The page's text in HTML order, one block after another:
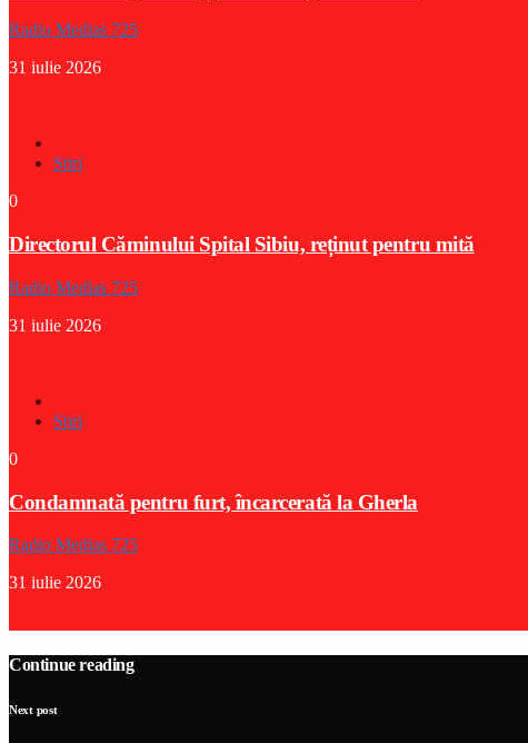
Radio Medias 725
31 iulie 2026
Stiri
0
Directorul Căminului Spital Sibiu, reținut pentru mită
Radio Medias 725
31 iulie 2026
Stiri
0
Condamnată pentru furt, încarcerată la Gherla
Radio Medias 725
31 iulie 2026
Continue reading
Next post